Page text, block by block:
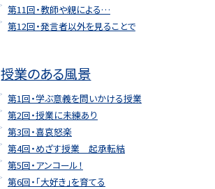
第11回・教師や親による…
第12回・発言者以外を見ることで
授業のある風景
第1回・学ぶ意義を問いかける授業
第2回・授業に未練あり
第3回・喜哀怒楽
第4回・めざす授業 起承転結
第5回・アンコール！
第6回・「大好き」を育てる